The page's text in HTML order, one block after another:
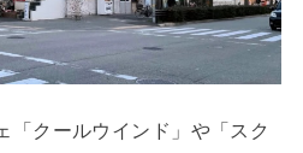
「クールウインド」や「スク